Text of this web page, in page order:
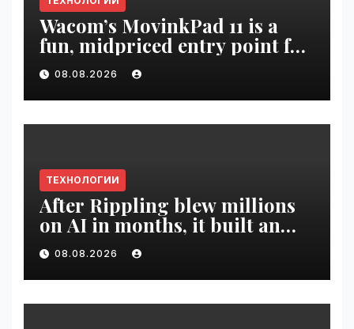
Wacom’s MovinkPad 11 is a
fun, midpriced entry point for
digital artists | VseTime.ru
08.08.2026
ТЕХНОЛОГИИ
After Rippling blew millions
on AI in months, it built an
employee ROI tool |
VseTime.ru
08.08.2026